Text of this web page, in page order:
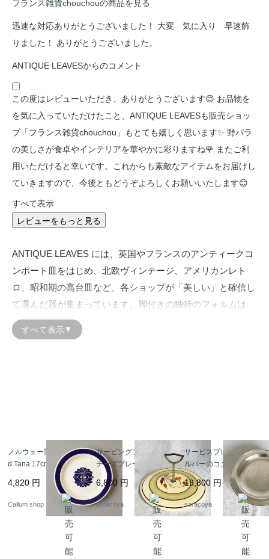
フランス雑貨chouchouの商品を見る
迅速な対応ありがとうございました！ 大変 気に入り 早速飾
りました！ ありがとうございました。
ANTIQUE LEAVESからのコメント
この度はレビューいただき、ありがとうございます😊 お品物を
を気に入っていただけたこと、ANTIQUE LEAVESも販売ショッ
プ「フランス雑貨chouchou」もとても嬉しく思います✨ 野バラ
の美しさが食卓やインテリアを華やかに彩りますね🌹 またご利
用いただけると幸いです。これからも素敵なアイテムをお届けし
ていきますので、今後ともどうぞよろしくお願いいたします😊
すべて表示
レビューをもっと見る
ANTIQUE LEAVES には、英国やフランスのアンティークコ
ンポート皿をはじめ、北欧ヴィンテージ、アメリカンレト
ロ、昭和期の高台皿など、各ショップが「美しい」と確信し
て選んだ器が集まっています。脚付きの独特のフォルムは、
どの時代のコンポート皿にも共通する魅力で、食卓に高さと
奥行きを生み、ひとつ置くだけで空間の主役になる存在で
安心して取り入れられるものだけを選定しています。アンテ
ィーク初心者の方にも使いやすいラインナップが揃っていま
す。
魅力はデザインだけにとどまりません。光を受けて輝くプレ
スガラス、磁器ならではの透明感、陶器の温かみ、金彩や転
写プリント、レリーフ模様など、どのコンポート皿にも“時
代が刻んだ味わい”があります。朝のフルーツ、ティータイ
すべて表示 ▼
ノルウェー製 Egersun
d Tana 17cm プレート
お皿 エーゲルスン タナ
北欧 食器 ヴィンテージ
アンティーク_it4580
4,820 円
Callum shop
サービングプレート
チーズプレート オー
ドブルトレー ハンド
ル付き 12twen7
6,800 円
soracoya
サービスプレート シ
ルバーのコンポティ
エ フルーツコンポー
ト 脚付きプレート
リュバン 12twdu21
19,800 円
soracoya